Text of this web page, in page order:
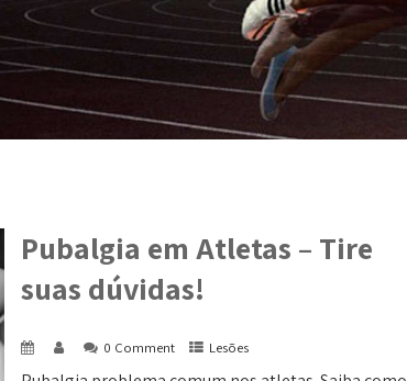
Pubalgia em Atletas – Tire
suas dúvidas!
0 Comment Lesões